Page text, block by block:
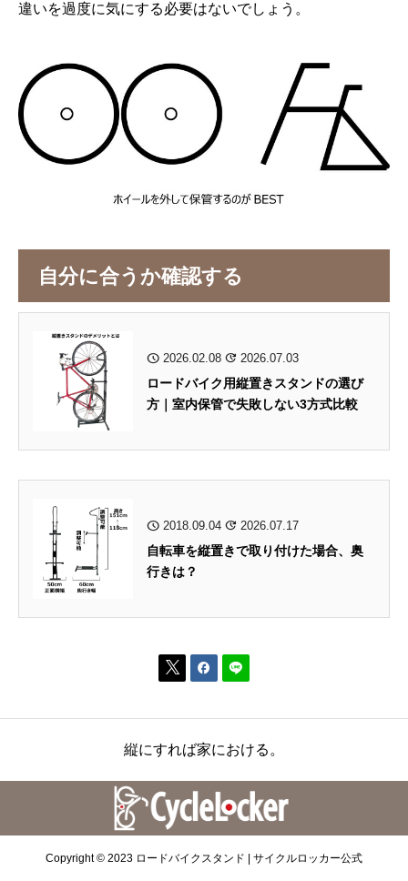
違いを過度に気にする必要はないでしょう。
自分に合うか確認する
2026.02.08 2026.07.03
ロードバイク用縦置きスタンドの選び
方｜室内保管で失敗しない3方式比較
2018.09.04 2026.07.17
自転車を縦置きで取り付けた場合、奥
行きは？
 
縦にすれば家における。
Copyright © 2023 ロードバイクスタンド | サイクルロッカー公式